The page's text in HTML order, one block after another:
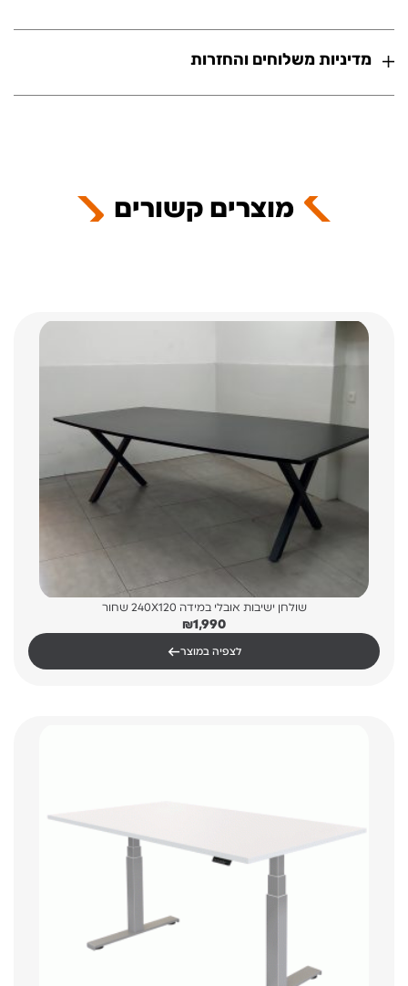
מדיניות משלוחים והחזרות
מוצרים קשורים
שולחן ישיבות אובלי במידה 240X120 שחור
₪1,990
←לצפיה במוצר